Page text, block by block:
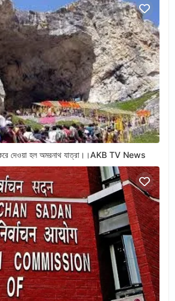
দেওয়া হল অমরনাথ যাত্রা।।AKB TV News